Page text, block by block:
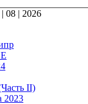
08 | 2026
II)
2023